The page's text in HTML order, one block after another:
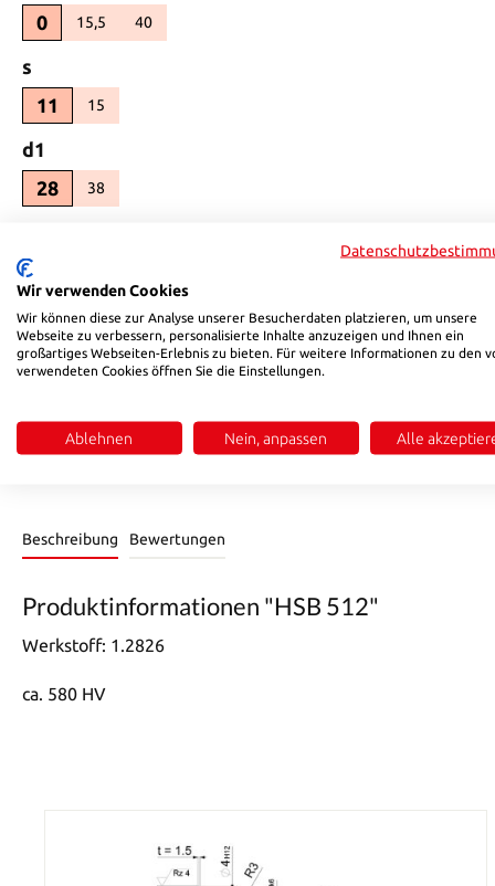
0
15,5(Diese Option ist zurzeit nicht verfügbar.)
40(Diese Option ist zurzeit nicht verfügbar.)
s
11
15(Diese Option ist zurzeit nicht verfügbar.)
d1
28
38(Diese Option ist zurzeit nicht verfügbar.)
Tauswählen
0
1,5(Diese Option ist zurzeit nicht verfügbar.)
Beschreibung Bewertungen
Produktinformationen "HSB 512"
Werkstoff: 1.2826
ca. 580 HV
Wir verwenden Cookies
Wir können diese zur Analyse unserer Besucherdaten platzieren, um unsere
Webseite zu verbessern, personalisierte Inhalte anzuzeigen und Ihnen ein
großartiges Webseiten-Erlebnis zu bieten. Für weitere Informationen zu den
verwendeten Cookies öffnen Sie die Einstellungen.
Ablehnen Nein, anpassen Alle